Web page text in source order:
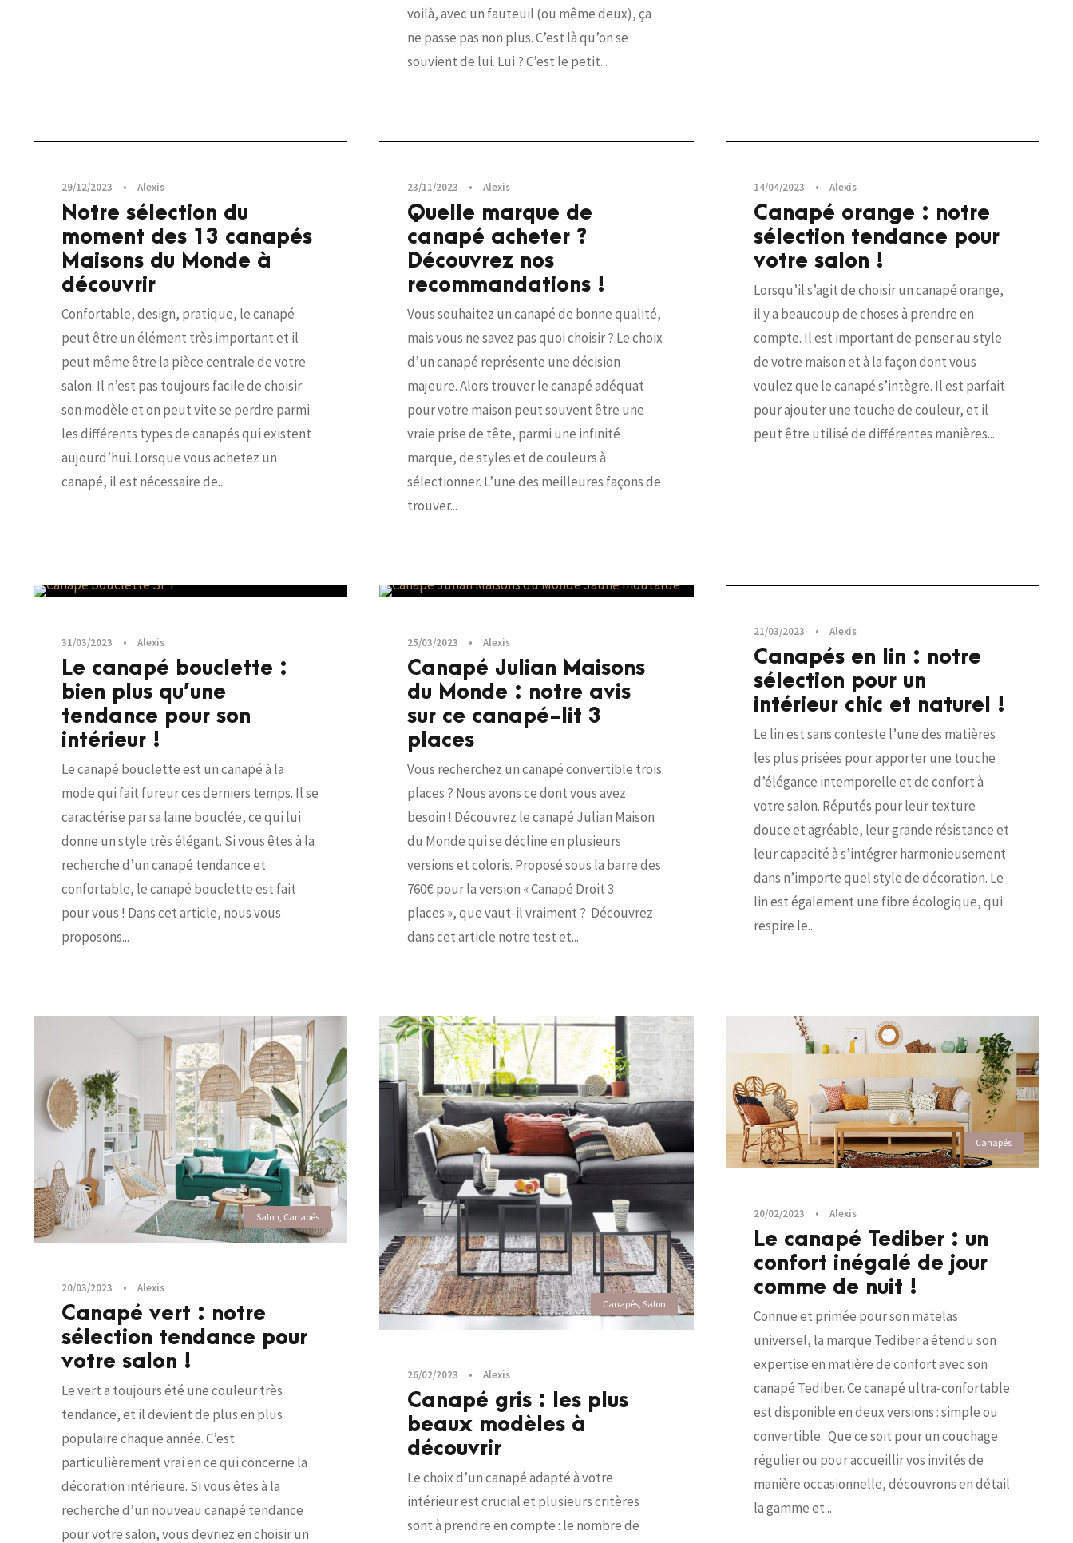
voilà, avec un fauteuil (ou même deux), ça
ne passe pas non plus. C’est là qu’on se
souvient de lui. Lui ? C’est le petit...
29/12/2023 • Alexis
Notre sélection du
moment des 13 canapés
Maisons du Monde à
découvrir
Confortable, design, pratique, le canapé
peut être un élément très important et il
peut même être la pièce centrale de votre
salon. Il n’est pas toujours facile de choisir
son modèle et on peut vite se perdre parmi
les différents types de canapés qui existent
aujourd’hui. Lorsque vous achetez un
canapé, il est nécessaire de...
23/11/2023 • Alexis
Quelle marque de
canapé acheter ?
Découvrez nos
recommandations !
Vous souhaitez un canapé de bonne qualité,
mais vous ne savez pas quoi choisir ? Le choix
d’un canapé représente une décision
majeure. Alors trouver le canapé adéquat
pour votre maison peut souvent être une
vraie prise de tête, parmi une infinité
marque, de styles et de couleurs à
sélectionner. L’une des meilleures façons de
trouver...
14/04/2023 • Alexis
Canapé orange : notre
sélection tendance pour
votre salon !
Lorsqu’il s’agit de choisir un canapé orange,
il y a beaucoup de choses à prendre en
compte. Il est important de penser au style
de votre maison et à la façon dont vous
voulez que le canapé s’intègre. Il est parfait
pour ajouter une touche de couleur, et il
peut être utilisé de différentes manières...
31/03/2023 • Alexis
Le canapé bouclette :
bien plus qu’une
tendance pour son
intérieur !
Le canapé bouclette est un canapé à la
mode qui fait fureur ces derniers temps. Il se
caractérise par sa laine bouclée, ce qui lui
donne un style très élégant. Si vous êtes à la
recherche d’un canapé tendance et
confortable, le canapé bouclette est fait
pour vous ! Dans cet article, nous vous
proposons...
25/03/2023 • Alexis
Canapé Julian Maisons
du Monde : notre avis
sur ce canapé-lit 3
places
Vous recherchez un canapé convertible trois
places ? Nous avons ce dont vous avez
besoin ! Découvrez le canapé Julian Maison
du Monde qui se décline en plusieurs
versions et coloris. Proposé sous la barre des
760€ pour la version « Canapé Droit 3
places », que vaut-il vraiment ? Découvrez
dans cet article notre test et...
21/03/2023 • Alexis
Canapés en lin : notre
sélection pour un
intérieur chic et naturel !
Le lin est sans conteste l’une des matières
les plus prisées pour apporter une touche
d’élégance intemporelle et de confort à
votre salon. Réputés pour leur texture
douce et agréable, leur grande résistance et
leur capacité à s’intégrer harmonieusement
dans n’importe quel style de décoration. Le
lin est également une fibre écologique, qui
respire le...
Salon, Canapés
20/03/2023 • Alexis
Canapé vert : notre
sélection tendance pour
votre salon !
Le vert a toujours été une couleur très
tendance, et il devient de plus en plus
populaire chaque année. C’est
particulièrement vrai en ce qui concerne la
décoration intérieure. Si vous êtes à la
recherche d’un nouveau canapé tendance
pour votre salon, vous devriez en choisir un
Canapés, Salon
26/02/2023 • Alexis
Canapé gris : les plus
beaux modèles à
découvrir
Le choix d’un canapé adapté à votre
intérieur est crucial et plusieurs critères
sont à prendre en compte : le nombre de
Canapés
20/02/2023 • Alexis
Le canapé Tediber : un
confort inégalé de jour
comme de nuit !
Connue et primée pour son matelas
universel, la marque Tediber a étendu son
expertise en matière de confort avec son
canapé Tediber. Ce canapé ultra-confortable
est disponible en deux versions : simple ou
convertible. Que ce soit pour un couchage
régulier ou pour accueillir vos invités de
manière occasionnelle, découvrons en détail
la gamme et...